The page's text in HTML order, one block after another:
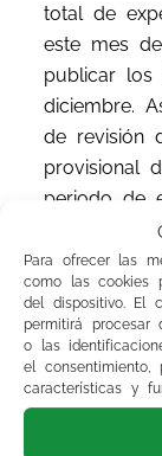
Para ofrecer las
como las cookies
del dispositivo. El
permitirá procesar
o las
el consentimiento,
características y
total de
este mes
publicar los
diciembre.
de revisión
provisional
periodo de
méritos
comenzará
2015. De
revisiones
provisional